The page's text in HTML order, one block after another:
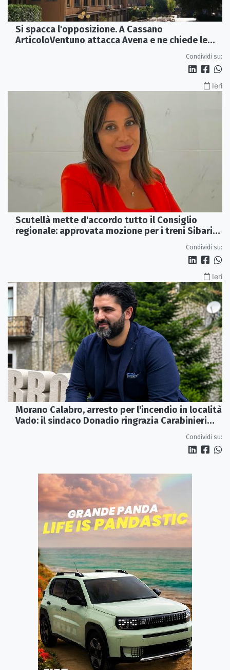
Si spacca l'opposizione. A Cassano
ArticoloVentuno attacca Avena e ne chiede le
Condividi su:
Ieri
Scutellà mette d'accordo tutto il Consiglio
regionale: approvata mozione per i treni Sibari-
Condividi su:
Ieri
Morano Calabro, arresto per l'incendio in località
Vado: il sindaco Donadio ringrazia Carabinieri
Condividi su: